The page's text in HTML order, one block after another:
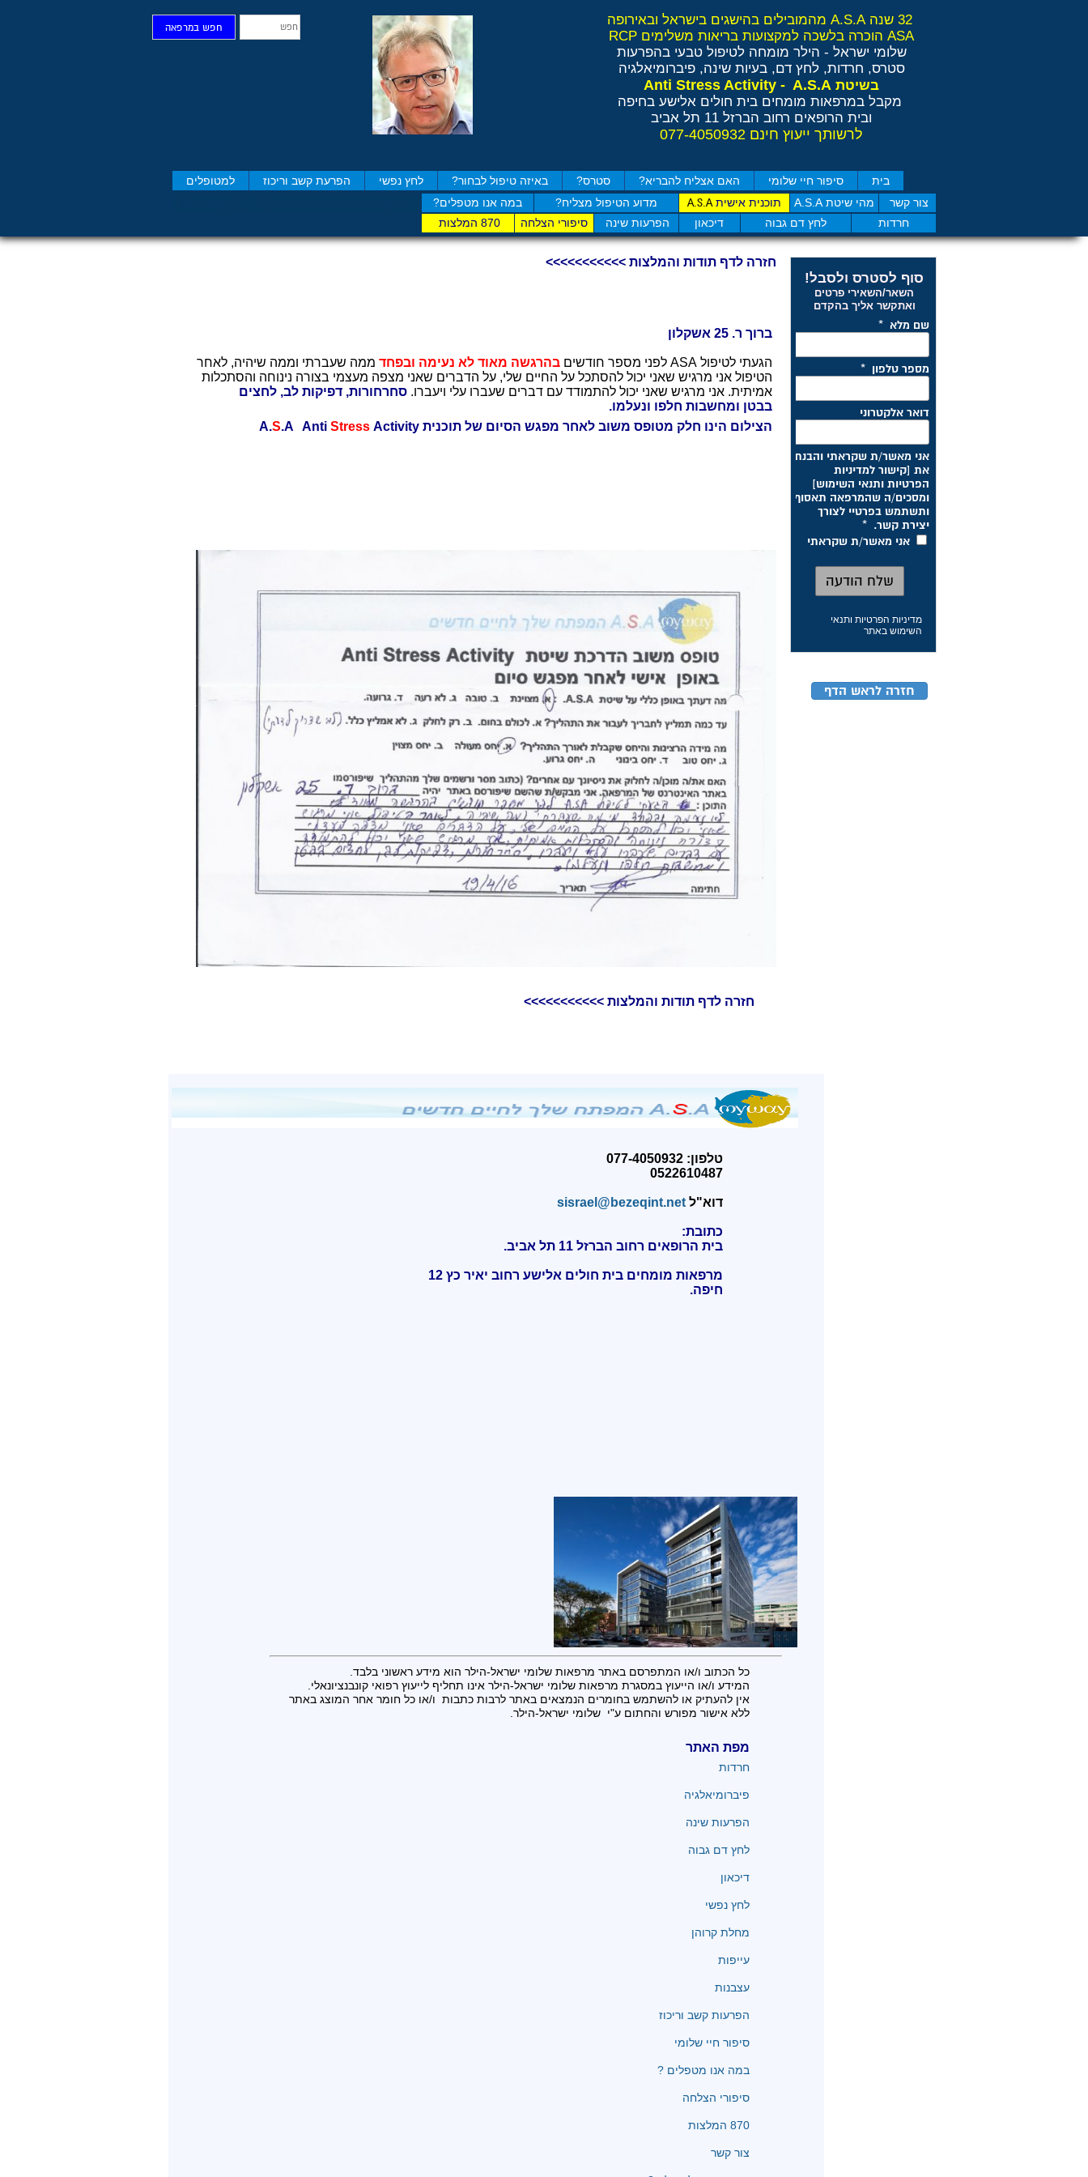
סוף לסטרס ולסבל!
השאר/השאירי פרטים
ואתקשר אליך בהקדם
מדיניות הפרטיות ותנאי
השימוש באתר
חזרה לראש הדף
בית סיפור חיי שלומי האם אצליח להבריא? סטרס? באיזה טיפול לבחור? לחץ נפשי הפרעת קשב וריכוז למטופלים
חפש במרפאה
צור קשר מהי שיטת A.S.A תוכנית אישיתA.S.A
חרדות
לחץ דם גבוה דיכאון
מדוע הטיפול מצליח?
במה אנו מטפלים?
הפרעות שינה
סיפורי הצלחה 870 המלצות
32 שנה A.S.A מהמובילים בהישגים בישראל ובאירופה
ASA הוכרה בלשכה למקצועות בריאות משלימים RCP
שלומי ישראל - הילר מומחה לטיפול טבעי בהפרעות
סטרס, חרדות, לחץ דם, בעיות שינה, פיברומיאלגיה
בשיטתAnti Stress Activity - A.S.A
מקבל במרפאות מומחים בית חולים אלישע בחיפה
ובית הרופאים רחוב הברזל 11 תל אביב
לרשותך ייעוץ חינם 077-4050932
ברוך ר. 25 אשקלון
הגעתי לטיפול ASA לפני מספר חודשים בהרגשה מאוד לא נעימה ובפחד ממה שעברתי וממה שיהיה, לאחר
הטיפול אני מרגיש שאני יכול להסתכל על החיים שלי, על הדברים שאני מצפה מעצמי בצורה נינוחה והסתכלות
אמיתית. אני מרגיש שאני יכול להתמודד עם דברים שעברו עלי ויעברו.סחרחורות, דפיקות לב, לחצים
בבטן ומחשבות חלפו ונעלמו.
הצילום הינו חלק מטופס משוב לאחר מפגש הסיום של תוכנית A.
S.A Anti StressActivity
חזרה לדף תודות והמלצות >>>>>>>>>>>
חזרה לדף תודות והמלצות >>>>>>>>>>>
טלפון: 077-4050932
0522610487
דוא"ל sisrael@bezeqint.net
כתובת:
בית הרופאים רחוב הברזל 11 תל אביב.
מרפאות מומחים בית חולים אלישע רחוב יאיר כץ 12
חיפה.
כל הכתוב ו/או המתפרסם באתר מרפאות שלומי ישראל-הילר הוא מידע ראשוני בלבד.
המידע ו/או הייעוץ במסגרת מרפאות שלומי ישראל-הילר אינו תחליף לייעוץ רפואי קונבנציונאלי.
אין להעתיק או להשתמש בחומרים הנמצאים באתר לרבות כתבות ו/או כל חומר אחר המוצג באתר
ללא אישור מפורש והחתום ע"י שלומי ישראל-הילר.
מפת האתר
חרדות
פיברומיאלגיה
הפרעות שינה
לחץ דם גבוה
דיכאון
לחץ נפשי
מחלת קרוהן
עייפות
עצבנות
הפרעות קשב וריכוז
סיפור חיי שלומי
במה אנו מטפלים ?
סיפורי הצלחה
870 המלצות
צור קשר